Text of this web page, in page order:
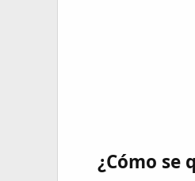
¿Cómo se